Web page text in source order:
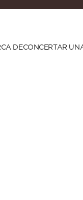
DECONCERTAR